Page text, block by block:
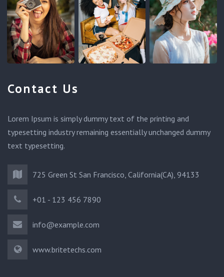
Contact Us
Lorem Ipsum is simply dummy text of the printing and
typesetting industry remaining essentially unchanged dummy
text typesetting.
725 Green St San Francisco, California(CA), 94133
+01 - 123 456 7890
info@example.com
www.britetechs.com